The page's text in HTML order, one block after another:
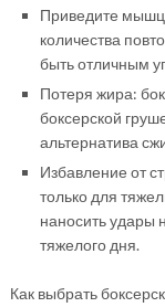
Приведите
количества
быть отличным
Потеря жира:
боксерской
альтернатива
Избавление от
только для
наносить удары
тяжелого дня.
Как выбрать